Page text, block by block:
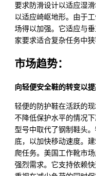
要求防滑设计以适应湿
以适应崎岖地形。由于
场得以加强。它适应与
家要求适合复杂任务中狭
市场趋势：
向轻便安全鞋的转变以
轻便的防护鞋在活跃的
不降低保护水平的情况
型号中取代了钢制鞋头
底，以加快移动速度。
爬任务。美国工作靴市
强烈需求。它支持依赖